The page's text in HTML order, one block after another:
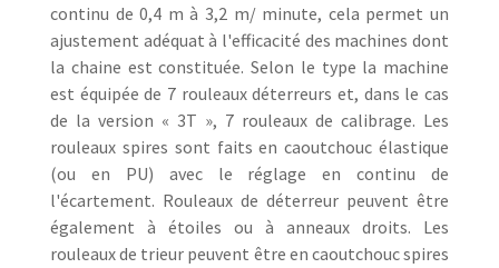
continu de 0,4 m à 3,2 m/ minute, cela permet un
ajustement adéquat à l'efficacité des machines dont
la chaine est constituée. Selon le type la machine
est équipée de 7 rouleaux déterreurs et, dans le cas
de la version « 3T », 7 rouleaux de calibrage. Les
rouleaux spires sont faits en caoutchouc élastique
(ou en PU) avec le réglage en continu de
l'écartement. Rouleaux de déterreur peuvent être
également à étoiles ou à anneaux droits. Les
rouleaux de trieur peuvent être en caoutchouc spires